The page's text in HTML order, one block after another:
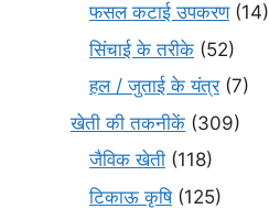
फसल कटाई उपकरण(14)
सिंचाई के तरीके (52)
हल / जुताई के यंत्र(7)
खेती की तकनीकें (309)
जैविक खेती (118)
टिकाऊ कृषि(125)